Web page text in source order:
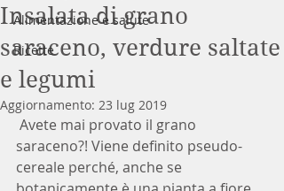
Alimentazione e salute
Ricette
Insalata di grano
saraceno, verdure saltate
e legumi
Aggiornamento: 23 lug 2019
saraceno?! Viene definito pseudo-
cereale perché, anche se